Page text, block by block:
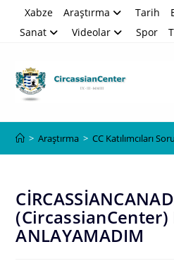
Xabze Araştırma Tarih
Sanat
Videolar Spor
> Araştırma > CC Katılımcıları
(CircassianCenter)
ANLAYAMADIM